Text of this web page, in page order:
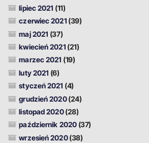
lipiec 2021 (11)
czerwiec 2021 (39)
maj 2021 (37)
kwiecień 2021 (21)
marzec 2021 (19)
luty 2021 (6)
styczeń 2021 (4)
grudzień 2020(24)
listopad 2020(28)
październik 2020(37)
wrzesień 2020(38)